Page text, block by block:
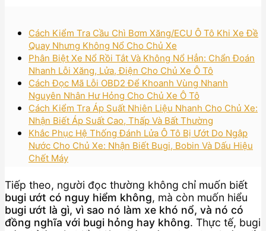
Cách Kiểm Tra Cầu Chì Bơm Xăng/ECU Ô Tô Khi Xe Đề
Quay Nhưng Không Nổ Cho Chủ Xe
Phân Biệt Xe Nổ Rồi Tắt Và Không Nổ Hẳn: Chẩn Đoán
Nhanh Lỗi Xăng, Lửa, Điện Cho Chủ Xe Ô Tô
Cách Đọc Mã Lỗi OBD2 Để Khoanh Vùng Nhanh
Nguyên Nhân Hư Hỏng Cho Chủ Xe Ô Tô
Cách Kiểm Tra Áp Suất Nhiên Liệu Nhanh Cho Chủ Xe:
Nhận Biết Áp Suất Cao, Thấp Và Bất Thường
Khắc Phục Hệ Thống Đánh Lửa Ô Tô Bị Ướt Do Ngập
Nước Cho Chủ Xe: Nhận Biết Bugi, Bobin Và Dấu Hiệu
Chết Máy
Tiếp theo, người đọc thường không chỉ muốn biết
bugi ướt có nguy hiểm không, mà còn muốn hiểu
bugi ướt là gì, vì sao nó làm xe khó nổ, và nó có
đồng nghĩa với bugi hỏng hay không. Thực tế, bugi